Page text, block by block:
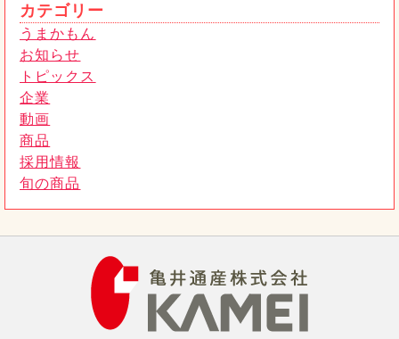
カテゴリー
うまかもん
お知らせ
トピックス
企業
動画
商品
採用情報
旬の商品